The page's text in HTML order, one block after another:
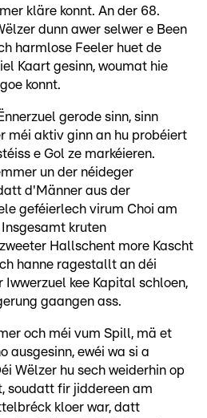
kläre konnt. An der 68.
dunn awer selwer e Been
harmlose Feeler huet de
Kaart gesinn, woumat hie
konnt.
gerode sinn, sinn
méi aktiv ginn an hu probéiert
e Gol ze markéieren.
un der néideger
d'Männer aus der
geféierlech virum Choi am
kruten
Hallschent more Kascht
hanne ragestallt an déi
Iwwerzuel kee Kapital schloen,
gaangen ass.
och méi vum Spill, mä et
ausgesinn, ewéi wa si a
Wëlzer hu sech weiderhin op
soudatt fir jiddereen am
kloer war, datt